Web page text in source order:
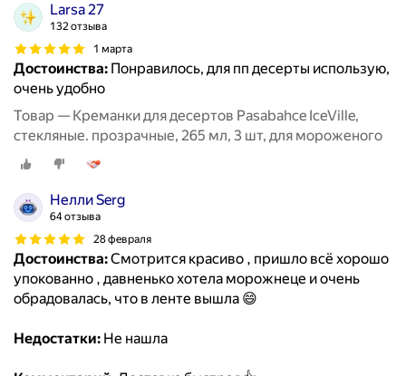
Larsa 27
132 отзыва
1 марта
Достоинства: Понравилось, для пп десерты использую,
очень удобно
Товар — Креманки для десертов Pasabahce IceVille,
стекляные. прозрачные, 265 мл, 3 шт, для мороженого
Нелли Serg
64 отзыва
28 февраля
Достоинства:Смотрится красиво , пришло всё хорошо
упокованно , давненько хотела морожнеце и очень
обрадовалась, что в ленте вышла 😄
Недостатки: Не нашла